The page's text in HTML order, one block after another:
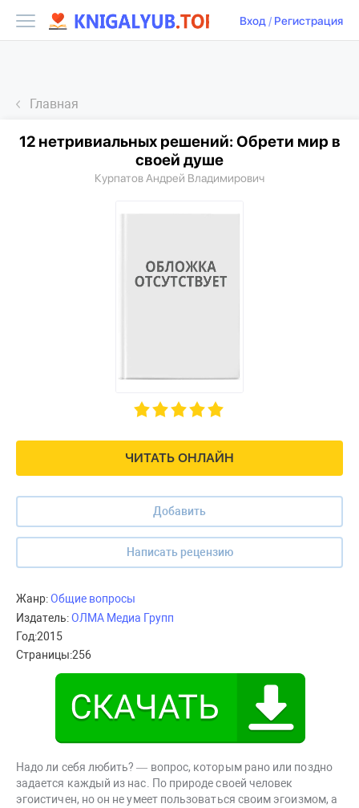
Вход/ Регистрация
Главная
ЧИТАТЬ ОНЛАЙН
Добавить
Написать рецензию
12 нетривиальных решений: Обрети мир в
своей душе
Курпатов Андрей Владимирович
Жанр:Общие вопросы
Издатель:ОЛМА Медиа Групп
Год:2015
Страницы:256
Надо ли себя любить? — вопрос, которым рано или поздно
задается каждый из нас. По природе своей человек
эгоистичен, но он не умеет пользоваться своим эгоизмом, а